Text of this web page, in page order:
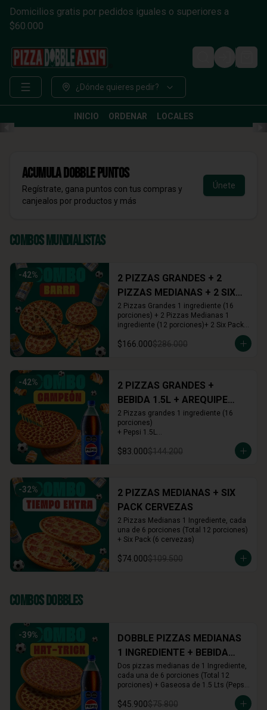
Domicilios gratis por pedidos iguales o superiores a
$60.000
Login
¿Dónde quieres pedir?
INICIO ORDENAR LOCALES
AcumulaDOBBLE Puntos
Regístrate, gana puntos con tus compras y
canjealos por productos y más
Únete
Combos Mundialistas
-42%
2 PIZZAS GRANDES + 2
PIZZAS MEDIANAS + 2 SIX
PACKS CERVEZAS
2 Pizzas Grandes 1 ingrediente (16
porciones) + 2 Pizzas Medianas 1
ingrediente (12 porciones)+ 2 Six Pack
$166.000$286.000
-42%
2 PIZZAS GRANDES +
BEBIDA 1.5L + AREQUIPE
ROLLS
2 Pizzas grandes 1 ingrediente (16
porciones)
+ Pepsi 1.5L
+ Arequipe o Cinnamon Rolls (16 und.)
$83.000$144.200
-32%
2 PIZZAS MEDIANAS + SIX
PACK CERVEZAS
2 Pizzas Medianas 1 Ingrediente, cada
una de 6 porciones (Total 12 porciones)
+ Six Pack (6 cervezas)
$74.000$109.500
Combos Dobbles
-39%
DOBBLE PIZZAS MEDIANAS
1 INGREDIENTE + BEBIDA
1.5L
Dos pizzas medianas de 1 Ingrediente,
cada una de 6 porciones (Total 12
porciones) + Gaseosa de 1.5 Lts (Pepsi,
$45.900$75.800